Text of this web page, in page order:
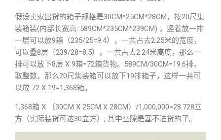
假设卖家出货的箱子规格是30CM*25CM*28CM，按20尺集
装箱装(内部长宽高: 589CM*235CM*239CM) ，竖着放一排
一层可以放9箱（235/25=9.4），一共占去2.25米的宽度，
可以叠8层（239/28=8.5），一共占去2.24米高度，那么一
排可以放下8层 X 9箱=72箱货物。589CM/30CM=19.6排，
取整数，那么20尺集装箱可以放下19排箱子，这样一共可
以放 72 X 19=1,368箱。
1,368箱 X （30CM X 25CM X 28CM）/1,000,000=28.728立
方（实际装货可达30立方）, 其中空隙是塞不进货的了。